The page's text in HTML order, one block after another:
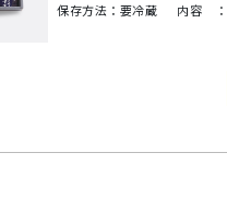
保存方法：要冷蔵 内容 ：